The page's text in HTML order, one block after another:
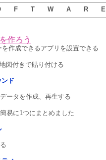
F T W A R E
作ろう
作成できるアプリを設置できる
図付きで貼り付ける
ド
ータを作成、再生する
易に1つにまとめました